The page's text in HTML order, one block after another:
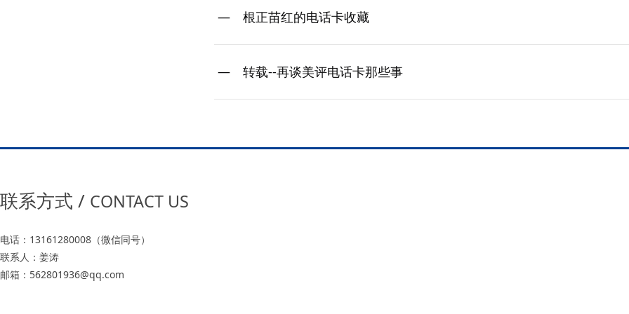
根正苗红的电话卡收藏
转载--再谈美评电话卡那些事
联系方式 / CONTACT US
电话：13161280008（微信同号）
联系人：姜涛
邮箱：562801936@qq.com